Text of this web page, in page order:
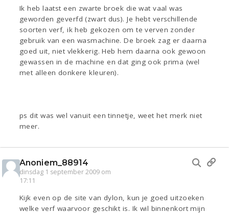
Ik heb laatst een zwarte broek die wat vaal was
geworden geverfd (zwart dus). Je hebt verschillende
soorten verf, ik heb gekozen om te verven zonder
gebruik van een wasmachine. De broek zag er daarna
goed uit, niet vlekkerig. Heb hem daarna ook gewoon
gewassen in de machine en dat ging ook prima (wel
met alleen donkere kleuren).
ps dit was wel vanuit een tinnetje, weet het merk niet
meer.
Anoniem_88914
dinsdag 1 september 2009 om
17:11
Kijk even op de site van dylon, kun je goed uitzoeken
welke verf waarvoor geschikt is. Ik wil binnenkort mijn